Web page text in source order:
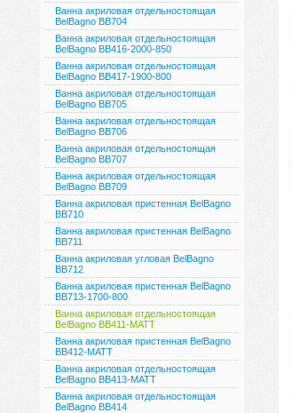
Ванна акриловая отдельностоящая
BelBagno BB704
Ванна акриловая отдельностоящая
BelBagno BB416-2000-850
Ванна акриловая отдельностоящая
BelBagno BB417-1900-800
Ванна акриловая отдельностоящая
BelBagno BB705
Ванна акриловая отдельностоящая
BelBagno BB706
Ванна акриловая отдельностоящая
BelBagno BB707
Ванна акриловая отдельностоящая
BelBagno BB709
Ванна акриловая пристенная BelBagno
BB710
Ванна акриловая пристенная BelBagno
BB711
Ванна акриловая угловая BelBagno
BB712
Ванна акриловая пристенная BelBagno
BB713-1700-800
Ванна акриловая отдельностоящая
BelBagno ВВ411-MATT
Ванна акриловая пристенная BelBagno
ВВ412-MATT
Ванна акриловая отдельностоящая
BelBagno ВВ413-MATT
Ванна акриловая отдельностоящая
BelBagno ВВ414